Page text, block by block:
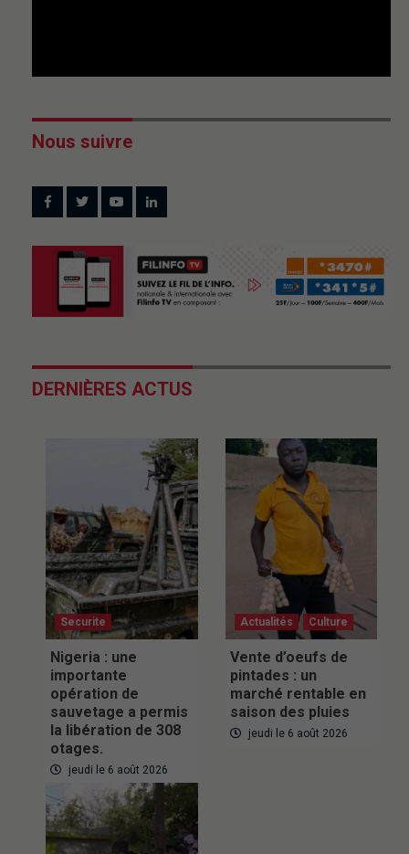
Nous suivre
DERNIÈRES ACTUS
Securite
Nigeria : une
importante
opération de
sauvetage a permis
la libération de 308
otages.
jeudi le 6 août 2026
Actualités Culture
Vente d’oeufs de
pintades : un
marché rentable en
saison des pluies
jeudi le 6 août 2026